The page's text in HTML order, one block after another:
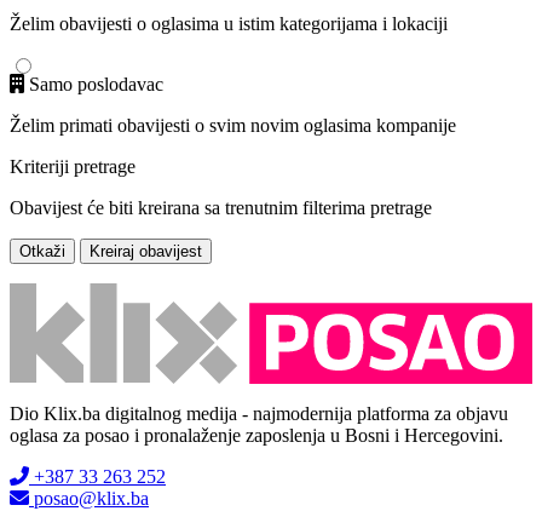
Želim obavijesti o oglasima u istim kategorijama i lokaciji
Samo poslodavac
Želim primati obavijesti o svim novim oglasima kompanije
Kriteriji pretrage
Obavijest će biti kreirana sa trenutnim filterima pretrage
Otkaži Kreiraj obavijest
Dio Klix.ba digitalnog medija - najmodernija platforma za objavu
oglasa za posao i pronalaženje zaposlenja u Bosni i Hercegovini.
+387 33 263 252
posao@klix.ba